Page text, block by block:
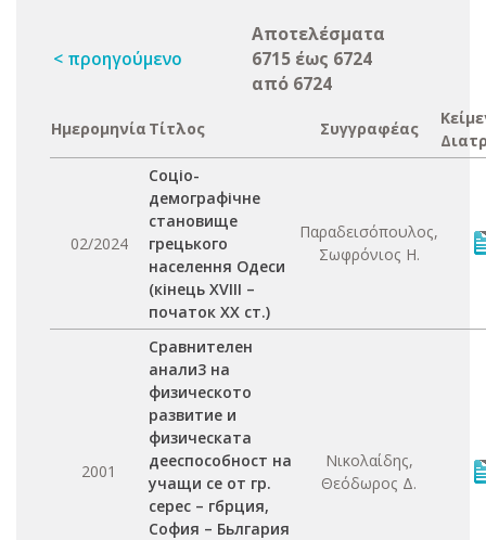
< προηγούμενο
Αποτελέσματα
6715 έως 6724
από 6724
Ημερομηνία Τίτλος Συγγραφέας
02/2024
Соціо-
демографічне
становище
грецького
населення Одеси
(кінець XVIII –
початок XX ст.)
Παραδεισόπουλος,
Σωφρόνιος Η.
2001
Сравнителен
анали3 на
физическото
развитие и
физическата
дееспособност на
учащи се от гр.
серес – гбрция,
София – Бьлгария
Νικολαίδης,
Θεόδωρος Δ.